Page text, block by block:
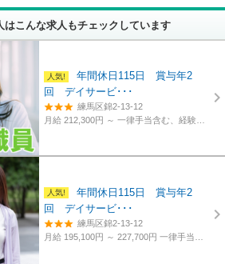
はこんな求人もチェックしています
年間休日115日 賞与年2
回 デイサービ･･･
練馬区錦2-13-12
月給 212,300円 ～一律手当含む、経験・資格考慮
年間休日115日 賞与年2
回 デイサービ･･･
練馬区錦2-13-12
月給 195,100円 ～ 227,700円一律手当含む、経験・資格考慮